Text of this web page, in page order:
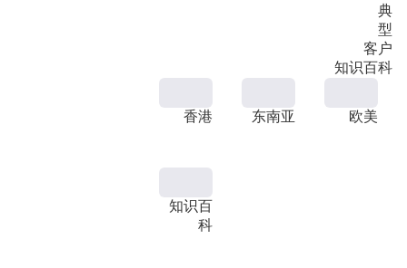
典
型
客户
知识百科
香港 东南亚 欧美
知识百
科